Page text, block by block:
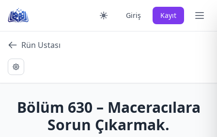
content
Giriş Kayıt Ana
Rün Ustası
Bölüm 630 – Maceracılara
Sorun Çıkarmak.